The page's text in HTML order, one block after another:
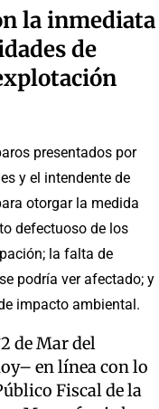
la inmediata
de
presentados por
y el intendente de
otorgar la medida
defectuoso de los
la falta de
podría ver afectado; y
impacto ambiental.
de Mar del
en línea con lo
Fiscal de la